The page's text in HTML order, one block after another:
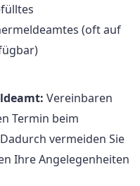
(oft auf
Vereinbaren
Termin beim
vermeiden Sie
Ihre Angelegenheiten